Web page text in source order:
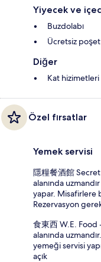
Yiyecek ve
Buzdolabı
Ücretsiz poşet
Diğer
Kat
Özel fırsatlar
Yemek servisi
隱糧餐酒館
alanında
yapar. Misafirlere
Rezervasyon
食東西 W.E. Food
alanında
yemeği servisi
açık